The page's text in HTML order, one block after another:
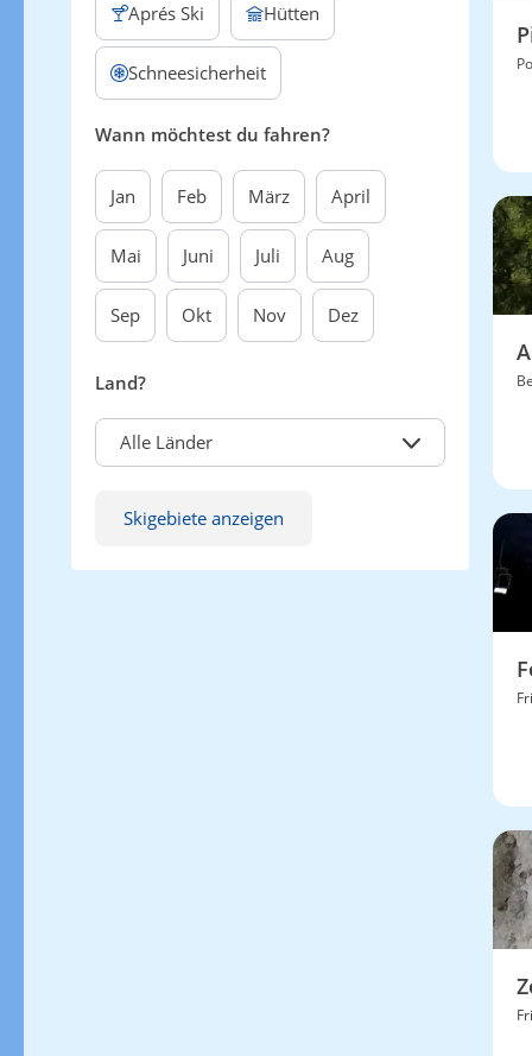
Aprés Ski Hütten
Schneesicherheit
Wann möchtest du fahren?
Jan Feb März April
Mai Juni Juli Aug
Sep Okt Nov Dez
Land?
Alle Länder
Skigebiete anzeigen